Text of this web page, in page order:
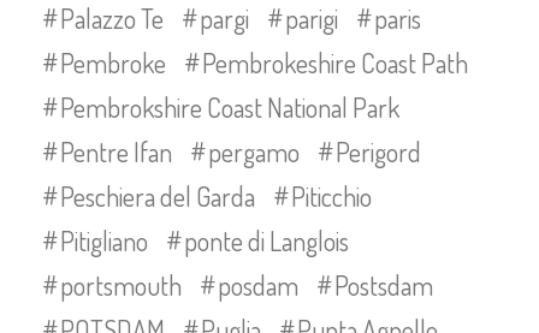
Palazzo Te
pargi parigi
paris
Pembroke
Pembrokeshire Coast Path
Pembrokshire Coast National Park
Pentre Ifan
pergamo
Perigord
Peschiera del Garda
Piticchio
Pitigliano
ponte di Langlois
portsmouth
posdam
Postsdam